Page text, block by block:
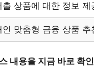
출 상품에 대한 정보 제
인 맞춤형 금융 상품 추
내용을 지금 바로 확